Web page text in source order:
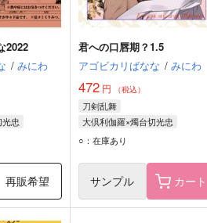
2022
/ みにわ
忠
再販希望
君への口唇期？1.5
アゴビカリばなな / みにわ
472円 （税込）
刀剣乱舞
大倶利伽羅×燭台切光忠
大倶利伽羅
○：在庫あり
サンプル カート